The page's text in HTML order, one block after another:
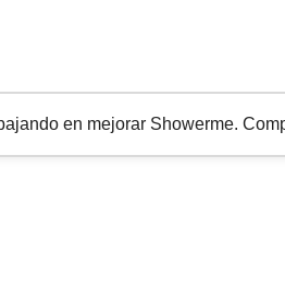
en mejorar Showerme.